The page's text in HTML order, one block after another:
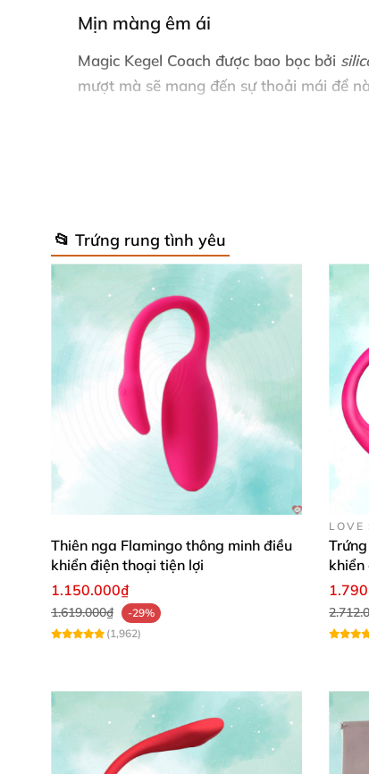
Mịn màng êm ái
Magic Kegel Coach được bao bọc bởi
mượt mà sẽ mang đến sự thoải mái để
Chất liệu body safe-silicone cũng cho
mà không lo vấn đề về sức khỏe.
📂 Trứng rung tình yêu
Thiên nga Flamingo thông minh điều
khiển điện thoại tiện lợi
1.150.000₫
1.619.000₫
-29%
(1,962)
LOVE
khiển
toàn